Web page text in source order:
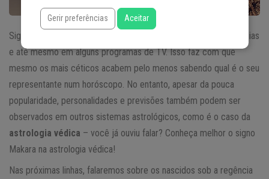
Signos estão presentes nos jornais, nos principais sites de notícias
e até mesmo em alguns programas de TV. Isso faz com que
mesmo os mais céticos acabem pelo menos sabendo qual é o seu
representante num horóscopo. No entanto, apesar da pouca
popularidade, personalidades e previsões também podem ser
observados em outros sistemas astrológicos, como é o caso da
astrologia védica – você já ouviu falar? Conheça melhor o signo
Makara na astrologia védica!
Nas próximas linhas, falaremos sobre os nascidos sob a regência
Gerir preferências Aceitar